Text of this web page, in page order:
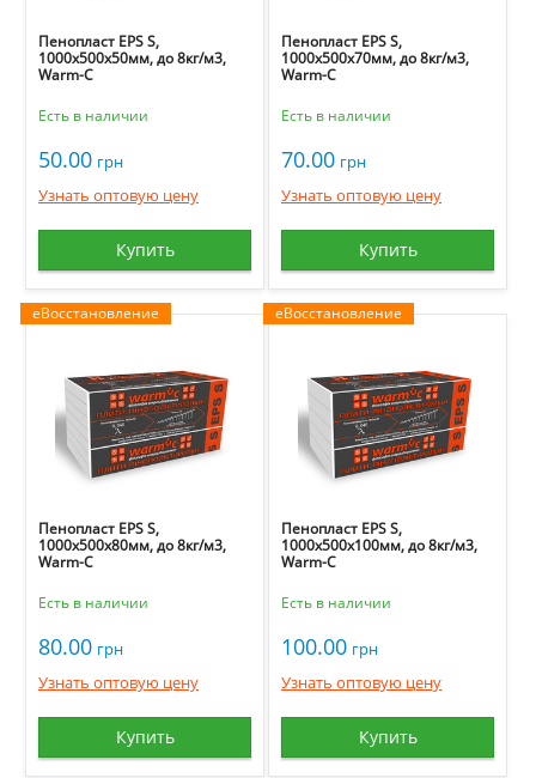
Пенопласт EPS S,
1000х500х50мм, до 8кг/м3,
Warm-C
Есть в наличии
50.00 грн
Узнать оптовую цену
Купить
Пенопласт EPS S,
1000х500х70мм, до 8кг/м3,
Warm-C
Есть в наличии
70.00 грн
Узнать оптовую цену
Купить
еВосстановление
Пенопласт EPS S,
1000х500х80мм, до 8кг/м3,
Warm-C
Есть в наличии
80.00 грн
Узнать оптовую цену
Купить
еВосстановление
Пенопласт EPS S,
1000х500х100мм, до 8кг/м3,
Warm-C
Есть в наличии
100.00 грн
Узнать оптовую цену
Купить